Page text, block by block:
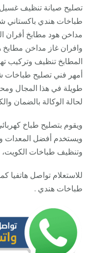
تصليح صيانة تنظيف
طباخات هندي
مداخن هود مطابخ أفران
وافران غاز مداخن
المطابخ تنظيف وتركيب
أمهر فني تصليح طباخات
طويلة في هذا المجال
لحالة الوكالة بالضمان
ويقوم بتصليح طباخ
ويستخدم أفضل المعدات
وتنظيف طباخات الكويت،
للاستعلام تواصل هاتفيا
طباخات هندي .